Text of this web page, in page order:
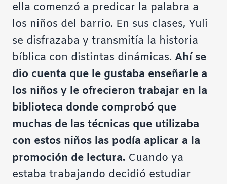
ella comenzó a predicar la palabra a
los niños del barrio. En sus clases, Yuli
se disfrazaba y transmitía la historia
bíblica con distintas dinámicas. Ahí se
dio cuenta que le gustaba enseñarle a
los niños y le ofrecieron trabajar en la
biblioteca donde comprobó que
muchas de las técnicas que utilizaba
con estos niños las podía aplicar a la
promoción de lectura. Cuando ya
estaba trabajando decidió estudiar